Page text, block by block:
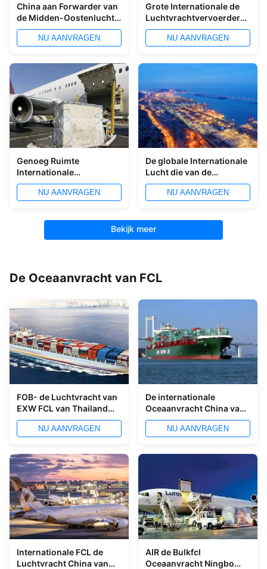
China aan Forwarder van
de Midden-Oostenlucht
Verschepende Lucht
Overzeese
NU AANVRAGEN
Grote Internationale de
Luchtvrachtvervoerder
van de Volumelading van
China aan Italië
NU AANVRAGEN
Genoeg Ruimte
Internationale
Luchtvrachtvervoerder
van China aan de V.S.
NU AANVRAGEN
De globale Internationale
Lucht die van de
LuchtVrachtvervoerder
China verschepen aan
NU AANVRAGEN
Bekijk meer
De Oceaanvracht van FCL
FOB- de Luchtvracht van
EXW FCL van Thailand
aan China 40GP 40HQ
NU AANVRAGEN
De internationale
Oceaanvracht China van
de Luchtvracht FCL aan
Afrika CIFNU AANVRAGEN
Internationale FCL de
Luchtvracht China van
AIR de Bulkfcl
Oceaanvracht Ningbo